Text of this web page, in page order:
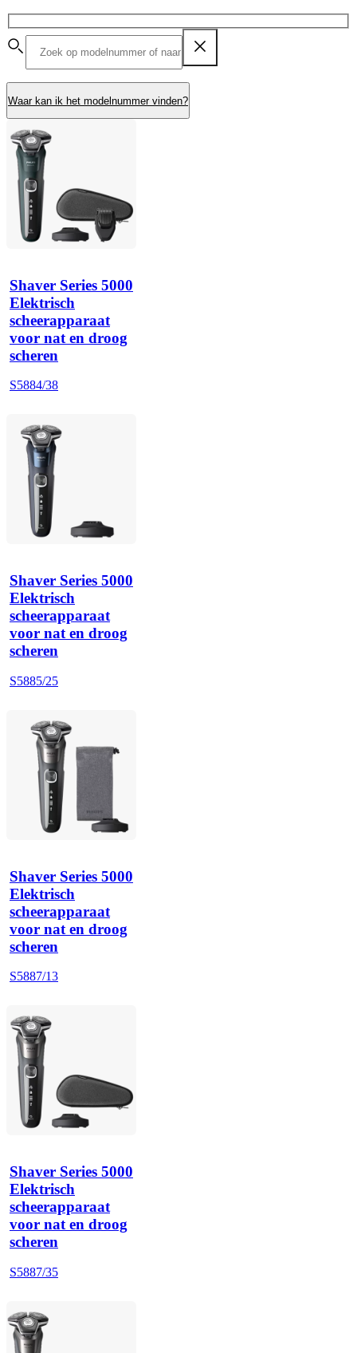
Waar kan ik het modelnummer vinden?
Shaver Series 5000
Elektrisch
scheerapparaat
voor nat en droog
scheren
S5884/38
Shaver Series 5000
Elektrisch
scheerapparaat
voor nat en droog
scheren
S5885/25
Shaver Series 5000
Elektrisch
scheerapparaat
voor nat en droog
scheren
S5887/13
Shaver Series 5000
Elektrisch
scheerapparaat
voor nat en droog
scheren
S5887/35